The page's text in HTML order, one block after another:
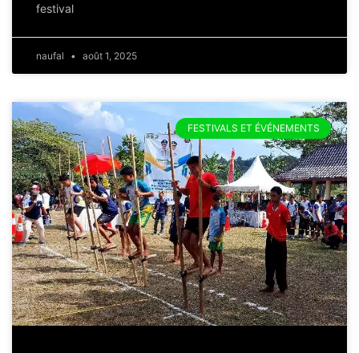
festival
naufal août 1, 2025
FESTIVALS ET ÉVÉNEMENTS